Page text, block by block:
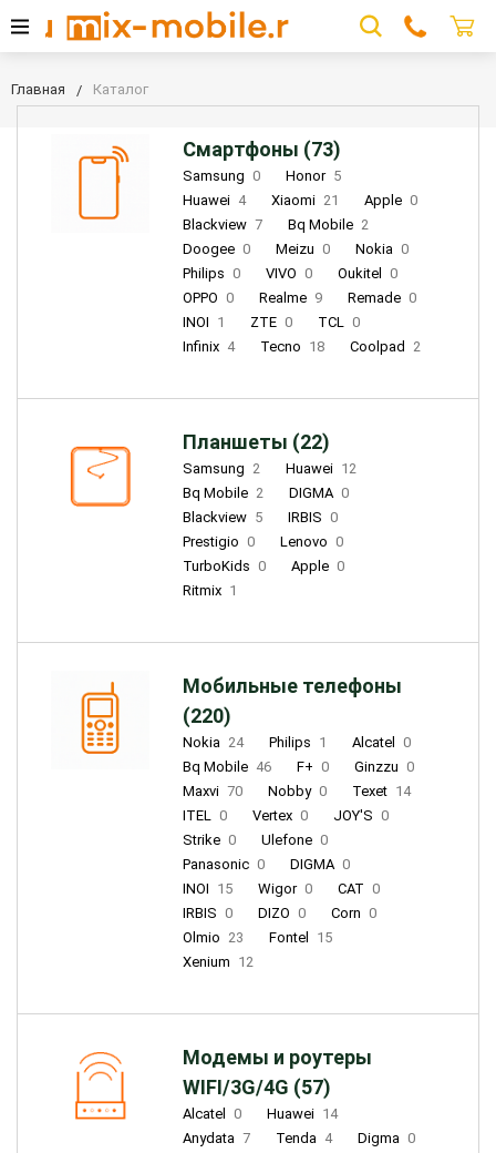
Главная Каталог
Смартфоны (73)
Samsung 0 Honor 5
Huawei 4 Xiaomi 21 Apple 0
Blackview 7 Bq Mobile 2
Doogee 0 Meizu 0 Nokia 0
Philips 0 VIVO 0 Oukitel
0
OPPO 0 Realme 9 Remade 0
INOI 1 ZTE 0 TCL 0
Infinix 4 Tecno 18 Coolpad 2
Планшеты (22)
Samsung 2 Huawei 12
Bq Mobile 2 DIGMA 0
Blackview 5 IRBIS 0
Prestigio 0 Lenovo 0
TurboKids 0 Apple 0
Ritmix 1
Мобильные телефоны
(220)
Nokia 24 Philips 1 Alcatel
0
Bq Mobile 46 F+ 0 Ginzzu 0
Maxvi 70 Nobby 0 Texet 14
ITEL 0 Vertex 0 JOY'S 0
Strike 0 Ulefone 0
Panasonic 0 DIGMA 0
INOI 15 Wigor 0 CAT 0
IRBIS 0 DIZO 0 Corn 0
Olmio 23 Fontel
15
Xenium 12
Модемы и роутеры
WIFI/3G/4G (57)
Alcatel 0 Huawei 14
Anydata 7 Tenda 4 Digma 0